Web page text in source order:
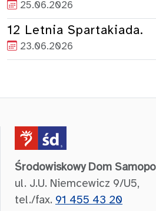
25.06.2026
12 Letnia Spartakiada.
23.06.2026
Środowiskowy Dom
ul. J.U. Niemcewicz 9/U5,
tel./fax. 91 455 43 20